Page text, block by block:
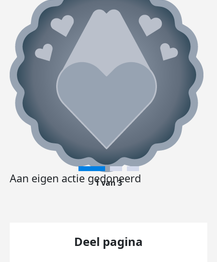
Aan eigen actie gedoneerd
1 van 3
Deel pagina